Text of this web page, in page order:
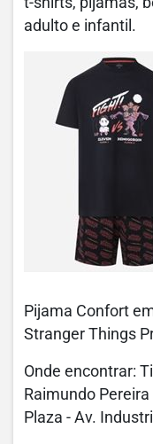
adulto e infantil.
Pijama Confort
Stranger Things
Onde encontrar:
Raimundo
Plaza - Av.